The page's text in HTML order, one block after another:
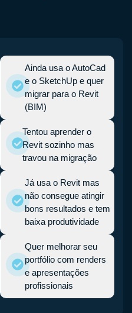
Ainda usa o AutoCad
e o SketchUp e quer
migrar para o Revit
(BIM)
Tentou aprender o
Revit sozinho mas
travou na migração
Já usa o Revit mas
não consegue atingir
bons resultados e tem
baixa produtividade
Quer melhorar seu
portfólio com renders
e apresentações
profissionais